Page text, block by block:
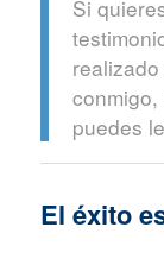
Si
conmigo,
puedes
El éxito